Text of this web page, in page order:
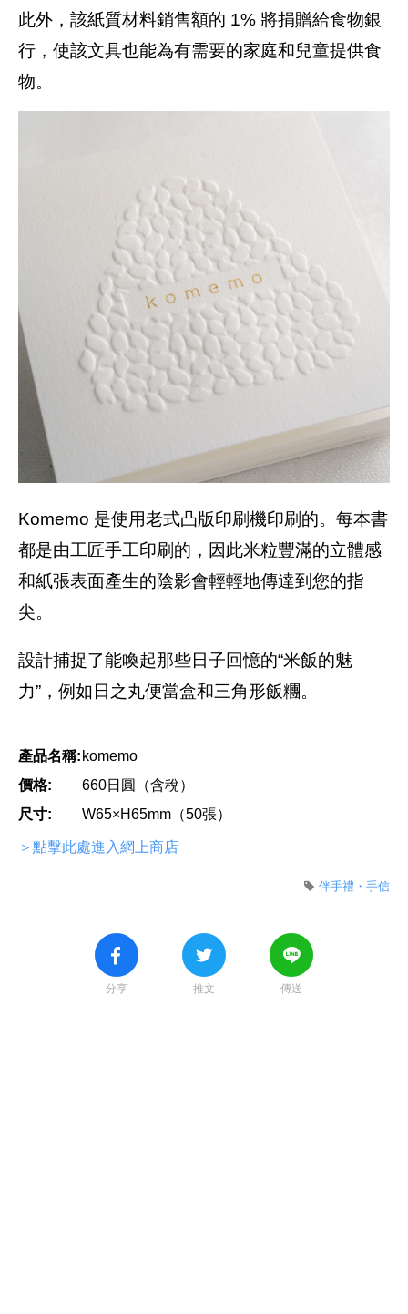
此外，該紙質材料銷售額的 1% 將捐贈給食物銀
行，使該文具也能為有需要的家庭和兒童提供食
物。
Komemo 是使用老式凸版印刷機印刷的。每本書
都是由工匠手工印刷的，因此米粒豐滿的立體感
和紙張表面產生的陰影會輕輕地傳達到您的指
尖。
設計捕捉了能喚起那些日子回憶的“米飯的魅
力”，例如日之丸便當盒和三角形飯糰。
產品名稱: komemo
價格:
660日圓（含稅）
尺寸:
W65×H65mm（50張）
＞點擊此處進入網上商店
伴手禮・手信
分享 推文 傳送